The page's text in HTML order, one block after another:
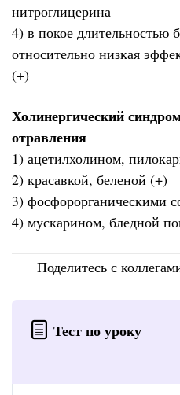
нитроглицерина
4) в покое длительностью
относительно низкая
(+)
Холинергический
отравления
1) ацетилхолином,
2) красавкой, беленой (+)
3) фосфорорганическими
4) мускарином, бледной
Поделитесь с
Тест по уроку